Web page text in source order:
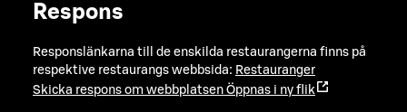
Respons
Responslänkarna till de enskilda restaurangerna finns på
respektive restaurangs webbsida: Restauranger
Skicka respons om webbplatsen Öppnas i ny flik